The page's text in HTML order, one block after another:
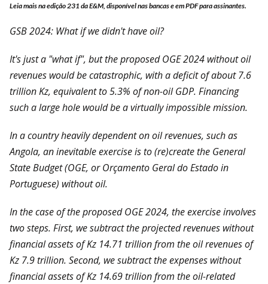
Leia mais na edição 231 da E&M, disponível nas bancas e em PDF para assinantes.
GSB 2024: What if we didn't have oil?
It's just a "what if", but the proposed OGE 2024 without oil
revenues would be catastrophic, with a deficit of about 7.6
trillion Kz, equivalent to 5.3% of non-oil GDP. Financing
such a large hole would be a virtually impossible mission.
In a country heavily dependent on oil revenues, such as
Angola, an inevitable exercise is to (re)create the General
State Budget (OGE, or Orçamento Geral do Estado in
Portuguese) without oil.
In the case of the proposed OGE 2024, the exercise involves
two steps. First, we subtract the projected revenues without
financial assets of Kz 14.71 trillion from the oil revenues of
Kz 7.9 trillion. Second, we subtract the expenses without
financial assets of Kz 14.69 trillion from the oil-related